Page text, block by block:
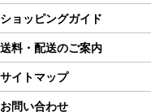
ショッピングガイド
送料・配送のご案内
サイトマップ
お問い合わせ